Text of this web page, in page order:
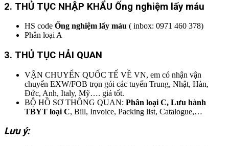
2. THỦ TỤC NHẬP KHẨU Ống nghiệm lấy máu
HS code Ống nghiệm lấy máu ( inbox: 0971 460 378)
Phân loại A
3. THỦ TỤC HẢI QUAN
VẬN CHUYỂN QUỐC TẾ VỀ VN, em có nhận vận
chuyển EXW/FOB trọn gói các tuyến Trung, Nhật, Hàn,
Đức, Anh, Italy, Mỹ…. giá tốt.
BỘ HỒ SƠ THÔNG QUAN: Phân loại C, Lưu hành
TBYT loại C, Bill, Invoice, Packing list, Catalogue,…
Lưu ý: